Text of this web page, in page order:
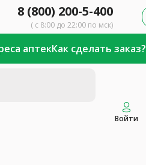
8 (800) 200-5-400
( с 8:00 до 22:00 по мск)
аптекКак сделать заказ?
Войти